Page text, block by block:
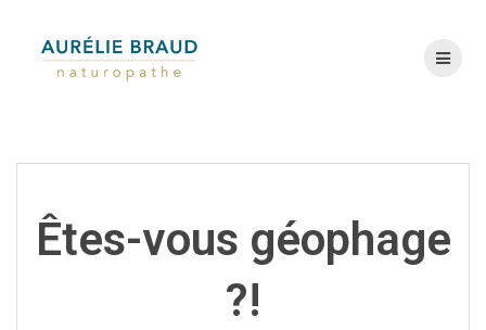
Êtes-vous géophage
?!